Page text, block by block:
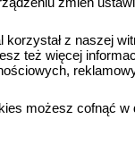
z naszej
też więcej
możesz cofnąć w